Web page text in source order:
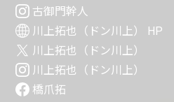
古御門幹人
川上拓也（ドン川上） HP
川上拓也（ドン川上）
川上拓也（ドン川上）
橋爪拓